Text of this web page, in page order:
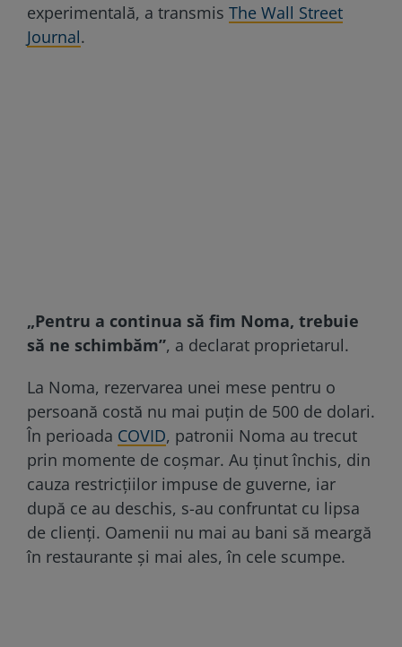
experimentală, a transmis The Wall Street
Journal.
„Pentru a continua să fim Noma, trebuie
să ne schimbăm”, a declarat proprietarul.
La Noma, rezervarea unei mese pentru o
persoană costă nu mai puțin de 500 de dolari.
În perioada COVID, patronii Noma au trecut
prin momente de coșmar. Au ținut închis, din
cauza restricțiilor impuse de guverne, iar
după ce au deschis, s-au confruntat cu lipsa
de clienți. Oamenii nu mai au bani să meargă
în restaurante și mai ales, în cele scumpe.